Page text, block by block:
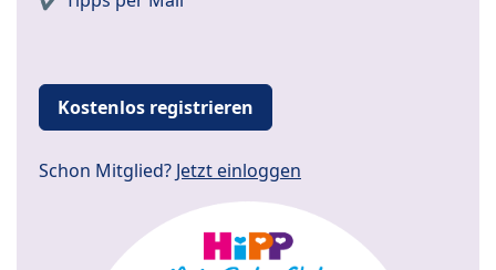
Kostenlos registrieren
Schon Mitglied? Jetzt einloggen